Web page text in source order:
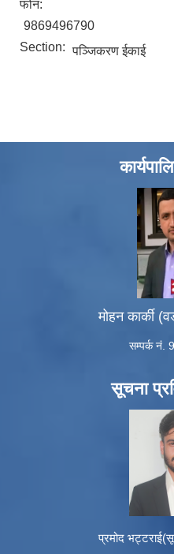
फोन:
9869496790
Section: पञ्जिकरण ईकाई
मोहन कार्की
सम्पर्क नं.
सूचना
प्रमोद